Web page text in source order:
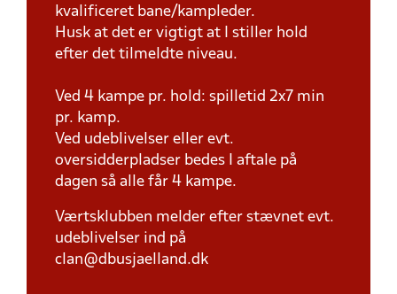
kvalificeret bane/kampleder.
Husk at det er vigtigt at I stiller hold
efter det tilmeldte niveau.
Ved 4 kampe pr. hold: spilletid 2x7 min
pr. kamp.
Ved udeblivelser eller evt.
oversidderpladser bedes I aftale på
dagen så alle får 4 kampe.
Værtsklubben melder efter stævnet evt.
udeblivelser ind på
clan@dbusjaelland.dk